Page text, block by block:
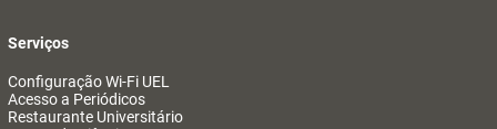
Serviços
Configuração Wi-Fi UEL
Acesso a Periódicos
Restaurante Universitário